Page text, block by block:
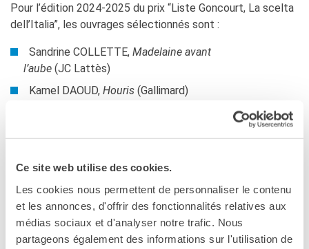
Ce site web utilise des cookies.
Les cookies nous permettent de personnaliser le contenu
et les annonces, d'offrir des fonctionnalités relatives aux
médias sociaux et d'analyser notre trafic. Nous
partageons également des informations sur l'utilisation de
Pour l’édition 2024-2025 du prix “Liste Goncourt, La scelta
dell’Italia”, les ouvrages sélectionnés sont :
Sandrine COLLETTE,Madelaine avant
l’aube(JC Lattès)
Kamel DAOUD,Houris(Gallimard)
CALENDRIER
22 octobre : début de la période d’inscription
22 novembre : fin de la période d’inscription
jusqu’au 15 février 2025 : lecture et envoi critique des